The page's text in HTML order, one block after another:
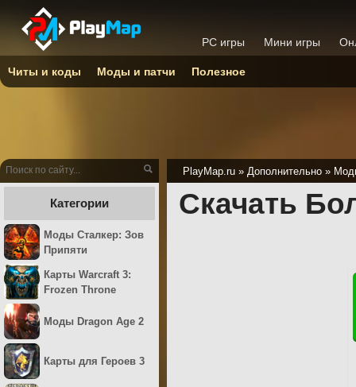
PlayMap.ru » Дополнительно »
Скачать
Категории
Моды Сталкер: Зов
Припяти
Карты Warcraft 3:
Frozen Throne
Моды Dragon Age 2
Карты для Героев 3
PC игры Мини игры
Читы и коды Моды и патчи Полезное